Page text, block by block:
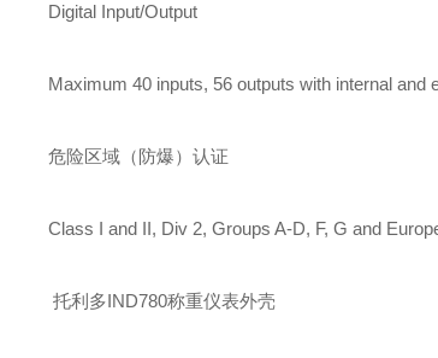
Digital Input/Output
Maximum 40 inputs, 56 outputs with internal and
危险区域（防爆）认证
Class I and II, Div 2, Groups A-D, F, G and
托利多IND780称重仪表外壳